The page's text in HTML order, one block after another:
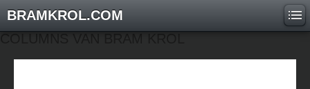
BRAMKROL.COM